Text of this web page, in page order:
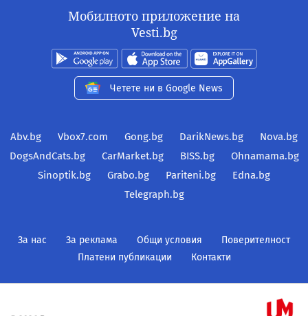
Мобилното приложение на
Vesti.bg
Четете ни в Google News
Abv.bg Vbox7.com Gong.bg DarikNews.bg
Nova.bg
DogsAndCats.bg
CarMarket.bg BISS.bg
Ohnamama.bg
Sinoptik.bg
Grabo.bg Pariteni.bg
Edna.bg
Telegraph.bg
За нас За реклама Общи условия
Поверителност
Платени публикации
Контакти